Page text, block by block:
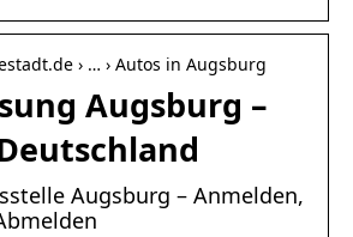
› … › Autos in Augsburg
Augsburg –
Augsburg – Anmelden,